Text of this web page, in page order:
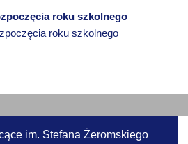
roku szkolnego
roku szkolnego
im. Stefana Żeromskiego